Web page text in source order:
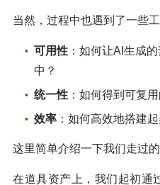
当然，过程中也遇到了一些工
可用性 ：如何让AI生成
中？
统一性 ：如何得到可复
效率 ：如何高效地搭建
这里简单介绍一下我们走过的
在道具资产上，我们起初通